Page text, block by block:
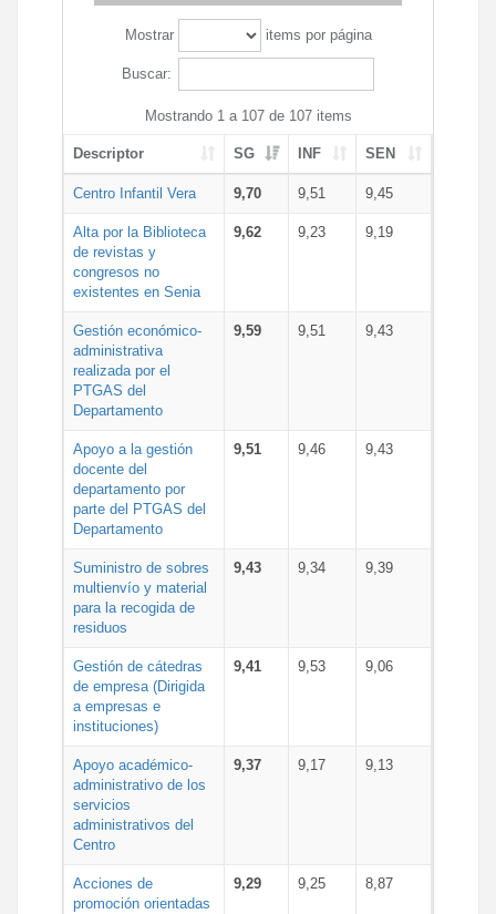
Mostrar items por página
Buscar:
Mostrando 1 a 107 de 107 items
Descriptor SG INF SEN
Centro Infantil Vera 9,70 9,51 9,45
Alta por la Biblioteca
de revistas y
congresos no
existentes en Senia
9,62 9,23 9,19
Gestión económico-
administrativa
realizada por el
PTGAS del
Departamento
9,59 9,51 9,43
Apoyo a la gestión
docente del
departamento por
parte del PTGAS del
Departamento
9,51 9,46 9,43
Suministro de sobres
multienvío y material
para la recogida de
residuos
9,43 9,34 9,39
Gestión de cátedras
de empresa (Dirigida
a empresas e
instituciones)
9,41 9,53 9,06
Apoyo académico-
administrativo de los
servicios
administrativos del
Centro
9,37 9,17 9,13
Acciones de
promoción orientadas
9,29 9,25 8,87